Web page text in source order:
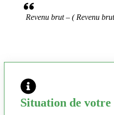
Revenu brut – ( Revenu
Situation de